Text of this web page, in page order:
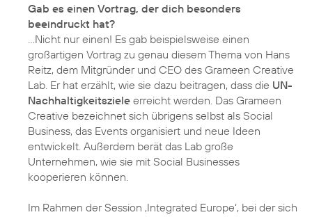
Gab es einen Vortrag, der dich besonders
beeindruckt hat?
...Nicht nur einen! Es gab beispielsweise einen
großartigen Vortrag zu genau diesem Thema von Hans
Reitz, dem Mitgründer und CEO des Grameen Creative
Lab. Er hat erzählt, wie sie dazu beitragen, dass die UN-
Nachhaltigkeitsziele erreicht werden. Das Grameen
Creative bezeichnet sich übrigens selbst als Social
Business, das Events organisiert und neue Ideen
entwickelt. Außerdem berät das Lab große
Unternehmen, wie sie mit Social Businesses
kooperieren können.
Im Rahmen der Session ‚Integrated Europe‘, bei der sich